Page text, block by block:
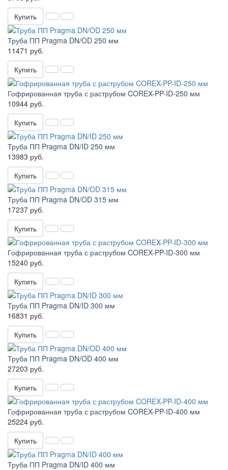
Купить
Труба ПП Pragma DN/OD 250 мм
11471 руб.
Купить
Гофрированная труба с раструбом COREX-PP-ID-250 мм
10944 руб.
Купить
Труба ПП Pragma DN/ID 250 мм
13983 руб.
Купить
Труба ПП Pragma DN/OD 315 мм
17237 руб.
Купить
Гофрированная труба с раструбом COREX-PP-ID-300 мм
15240 руб.
Купить
Труба ПП Pragma DN/ID 300 мм
16831 руб.
Купить
Труба ПП Pragma DN/OD 400 мм
27203 руб.
Купить
Гофрированная труба с раструбом COREX-PP-ID-400 мм
25224 руб.
Купить
Труба ПП Pragma DN/ID 400 мм